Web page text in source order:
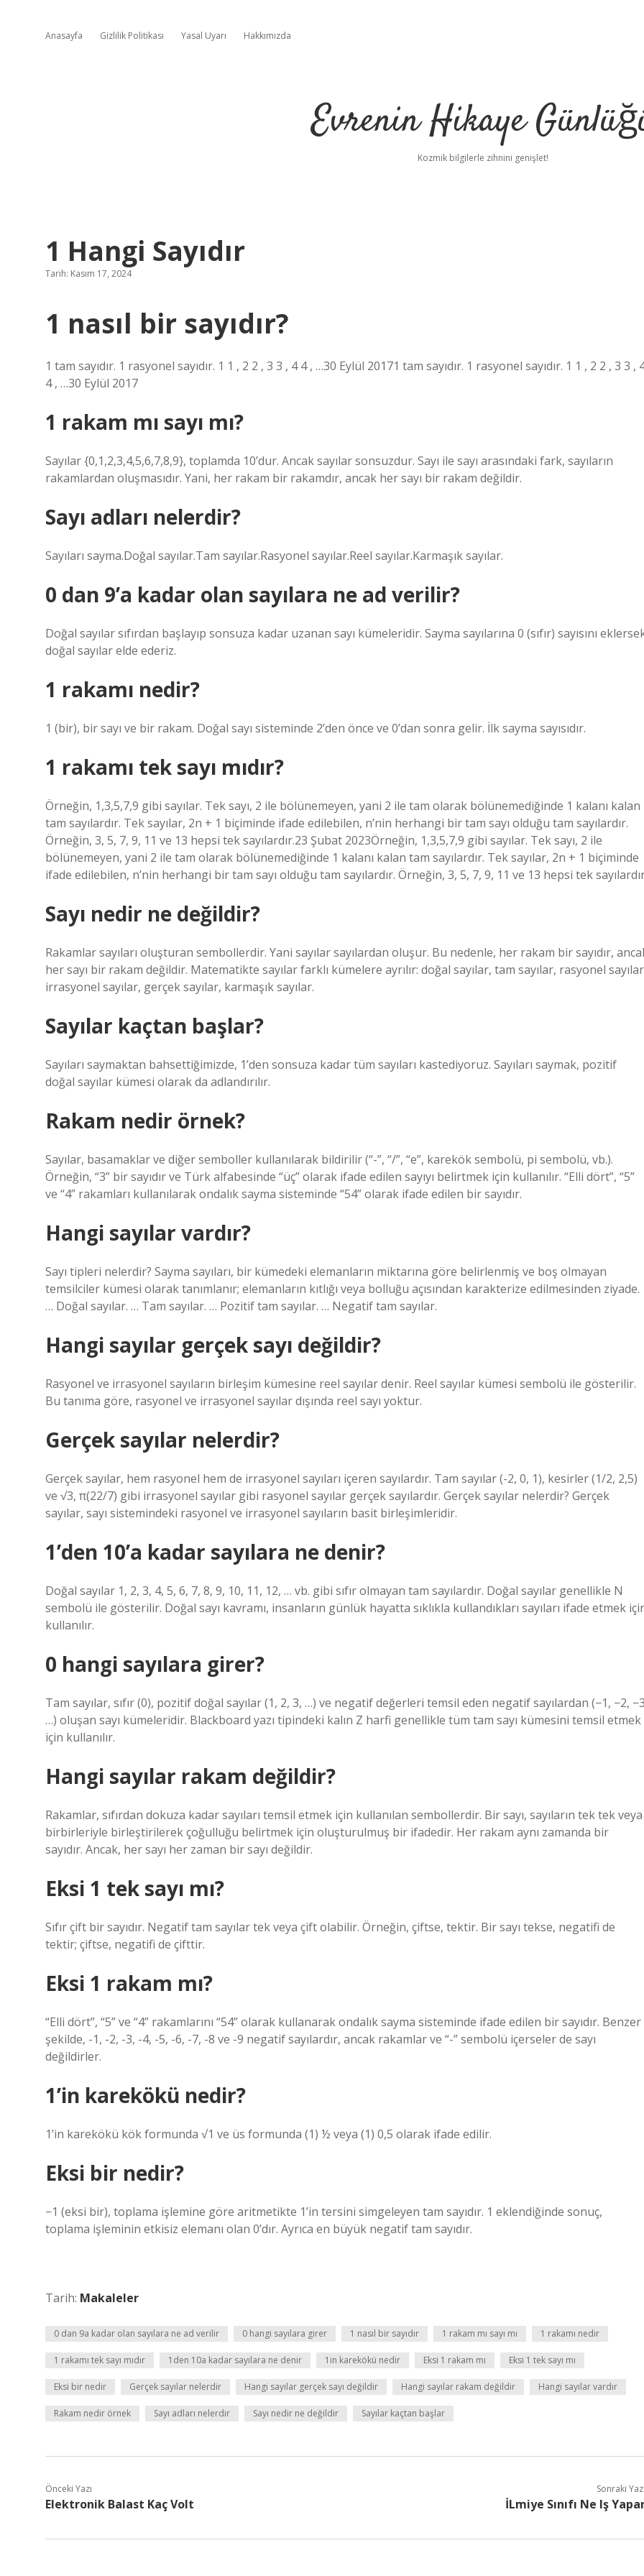
Anasayfa Gizlilik Politikası Yasal Uyarı Hakkımızda
Evrenin Hikaye
Kozmik bilgilerle zihnini genişlet!
1 Hangi Sayıdır
Tarih: Kasım 17, 2024
1 nasıl bir sayıdır?
1 tam sayıdır. 1 rasyonel sayıdır. 1 1 , 2 2 , 3 3 , 4 4 , …30 Eylül 20171 tam sayıdır. 1 rasyonel sayıdır. 1 1 , 2 2 , 3 3 ,
4 , …30 Eylül 2017
1 rakam mı sayı mı?
Sayılar {0,1,2,3,4,5,6,7,8,9}, toplamda 10’dur. Ancak sayılar sonsuzdur. Sayı ile sayı arasındaki fark, sayıların
rakamlardan oluşmasıdır. Yani, her rakam bir rakamdır, ancak her sayı bir rakam değildir.
Sayı adları nelerdir?
Sayıları sayma.Doğal sayılar.Tam sayılar.Rasyonel sayılar.Reel sayılar.Karmaşık sayılar.
0 dan 9’a kadar olan sayılara ne ad verilir?
Doğal sayılar sıfırdan başlayıp sonsuza kadar uzanan sayı kümeleridir. Sayma sayılarına 0 (sıfır) sayısını
doğal sayılar elde ederiz.
1 rakamı nedir?
1 (bir), bir sayı ve bir rakam. Doğal sayı sisteminde 2’den önce ve 0’dan sonra gelir. İlk sayma sayısıdır.
1 rakamı tek sayı mıdır?
Örneğin, 1,3,5,7,9 gibi sayılar. Tek sayı, 2 ile bölünemeyen, yani 2 ile tam olarak bölünemediğinde 1 kalanı kalan
tam sayılardır. Tek sayılar, 2n + 1 biçiminde ifade edilebilen, n’nin herhangi bir tam sayı olduğu tam sayılardır.
Örneğin, 3, 5, 7, 9, 11 ve 13 hepsi tek sayılardır.23 Şubat 2023Örneğin, 1,3,5,7,9 gibi sayılar. Tek sayı, 2 ile
bölünemeyen, yani 2 ile tam olarak bölünemediğinde 1 kalanı kalan tam sayılardır. Tek sayılar, 2n + 1 biçiminde
ifade edilebilen, n’nin herhangi bir tam sayı olduğu tam sayılardır. Örneğin, 3, 5, 7, 9, 11 ve 13 hepsi tek
Sayı nedir ne değildir?
Rakamlar sayıları oluşturan sembollerdir. Yani sayılar sayılardan oluşur. Bu nedenle, her rakam bir sayıdır,
her sayı bir rakam değildir. Matematikte sayılar farklı kümelere ayrılır: doğal sayılar, tam sayılar, rasyonel
irrasyonel sayılar, gerçek sayılar, karmaşık sayılar.
Sayılar kaçtan başlar?
Sayıları saymaktan bahsettiğimizde, 1’den sonsuza kadar tüm sayıları kastediyoruz. Sayıları saymak, pozitif
doğal sayılar kümesi olarak da adlandırılır.
Rakam nedir örnek?
Sayılar, basamaklar ve diğer semboller kullanılarak bildirilir (“-”, “/”, “e”, karekök sembolü, pi sembolü, vb.).
Örneğin, “3” bir sayıdır ve Türk alfabesinde “üç” olarak ifade edilen sayıyı belirtmek için kullanılır. “Elli dört”, “5”
ve “4” rakamları kullanılarak ondalık sayma sisteminde “54” olarak ifade edilen bir sayıdır.
Hangi sayılar vardır?
Sayı tipleri nelerdir? Sayma sayıları, bir kümedeki elemanların miktarına göre belirlenmiş ve boş olmayan
temsilciler kümesi olarak tanımlanır; elemanların kıtlığı veya bolluğu açısından karakterize edilmesinden ziyade.
… Doğal sayılar. … Tam sayılar. … Pozitif tam sayılar. … Negatif tam sayılar.
Hangi sayılar gerçek sayı değildir?
Rasyonel ve irrasyonel sayıların birleşim kümesine reel sayılar denir. Reel sayılar kümesi sembolü ile gösterilir.
Bu tanıma göre, rasyonel ve irrasyonel sayılar dışında reel sayı yoktur.
Gerçek sayılar nelerdir?
Gerçek sayılar, hem rasyonel hem de irrasyonel sayıları içeren sayılardır. Tam sayılar (-2, 0, 1), kesirler (1/2, 2,5)
ve √3, π(22/7) gibi irrasyonel sayılar gibi rasyonel sayılar gerçek sayılardır. Gerçek sayılar nelerdir? Gerçek
sayılar, sayı sistemindeki rasyonel ve irrasyonel sayıların basit birleşimleridir.
1’den 10’a kadar sayılara ne denir?
Doğal sayılar 1, 2, 3, 4, 5, 6, 7, 8, 9, 10, 11, 12, … vb. gibi sıfır olmayan tam sayılardır. Doğal sayılar genellikle N
sembolü ile gösterilir. Doğal sayı kavramı, insanların günlük hayatta sıklıkla kullandıkları sayıları ifade etmek
kullanılır.
0 hangi sayılara girer?
Tam sayılar, sıfır (0), pozitif doğal sayılar (1, 2, 3, …) ve negatif değerleri temsil eden negatif sayılardan (−1, −2,
…) oluşan sayı kümeleridir. Blackboard yazı tipindeki kalın Z harfi genellikle tüm tam sayı kümesini temsil etmek
için kullanılır.
Hangi sayılar rakam değildir?
Rakamlar, sıfırdan dokuza kadar sayıları temsil etmek için kullanılan sembollerdir. Bir sayı, sayıların tek tek veya
birbirleriyle birleştirilerek çoğulluğu belirtmek için oluşturulmuş bir ifadedir. Her rakam aynı zamanda bir
sayıdır. Ancak, her sayı her zaman bir sayı değildir.
Eksi 1 tek sayı mı?
Sıfır çift bir sayıdır. Negatif tam sayılar tek veya çift olabilir. Örneğin, çiftse, tektir. Bir sayı tekse, negatifi de
tektir; çiftse, negatifi de çifttir.
Eksi 1 rakam mı?
“Elli dört”, “5” ve “4” rakamlarını “54” olarak kullanarak ondalık sayma sisteminde ifade edilen bir sayıdır. Benzer
şekilde, -1, -2, -3, -4, -5, -6, -7, -8 ve -9 negatif sayılardır, ancak rakamlar ve “-” sembolü içerseler de sayı
değildirler.
1’in karekökü nedir?
1’in karekökü kök formunda √1 ve üs formunda (1) ½ veya (1) 0,5 olarak ifade edilir.
Eksi bir nedir?
−1 (eksi bir), toplama işlemine göre aritmetikte 1’in tersini simgeleyen tam sayıdır. 1 eklendiğinde sonuç,
toplama işleminin etkisiz elemanı olan 0’dır. Ayrıca en büyük negatif tam sayıdır.
Tarih: Makaleler
0 dan 9a kadar olan sayılara ne ad verilir 0 hangi sayılara girer 1 nasıl bir sayıdır 1 rakam mı sayı mı 1 rakamı nedir
1 rakamı tek sayı mıdır 1den 10a kadar sayılara ne denir 1in karekökü nedir Eksi 1 rakam mı Eksi 1 tek sayı mı
Eksi bir nedir Gerçek sayılar nelerdir Hangi sayılar gerçek sayı değildir Hangi sayılar rakam değildir Hangi sayılar vardır
Rakam nedir örnek Sayı adları nelerdir Sayı nedir ne değildir Sayılar kaçtan başlar
Önceki Yazı
Elektronik Balast Kaç Volt
Sonraki
İLmiye Sınıfı Ne Iş